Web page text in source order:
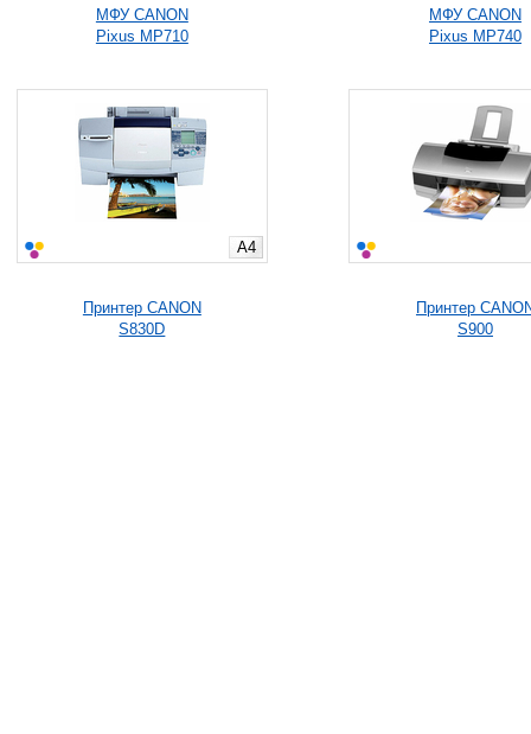
МФУ CANON
Pixus MP710
МФУ CANON
Pixus MP740
A4
Принтер CANON
S830D
Принтер
S900